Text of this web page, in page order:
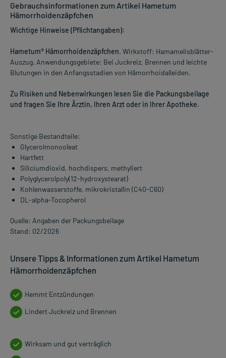
Gebrauchsinformationen zum Artikel Hametum
Hämorrhoidenzäpfchen
Wichtige Hinweise (Pflichtangaben):
Hametum® Hämorrhoidenzäpfchen. Wirkstoff: Hamamelisblätter-
Auszug. Anwendungsgebiete: Bei Juckreiz, Brennen und leichte
Blutungen in den Anfangsstadien von Hämorrhoidalleiden.
Zu Risiken und Nebenwirkungen lesen Sie die Packungsbeilage
und fragen Sie Ihre Ärztin, Ihren Arzt oder in Ihrer Apotheke.
Sonstige Bestandteile:
Glycerolmonooleat
Hartfett
Siliciumdioxid, hochdispers, methyliert
Polyglycerolpoly(12-hydroxystearat)
Kohlenwasserstoffe, mikrokristallin (C40-C60)
DL-alpha-Tocopherol
Quelle: Angaben der Packungsbeilage
Stand: 02/2026
Unsere Tipps & Informationen zum Artikel Hametum
Hämorrhoidenzäpfchen
Hemmt Entzündungen
Lindert Juckreiz und Brennen
Wirksam und gut verträglich